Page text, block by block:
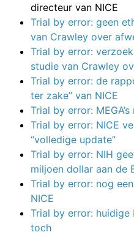
directeur van NICE
Trial by error: geen
van Crawley over
Trial by error:
studie van Crawley
Trial by error: de
ter zake” van NICE
Trial by error:
Trial by error: NICE
“volledige update”
Trial by error: NIH
miljoen dollar aan de
Trial by error: nog
NICE
Trial by error:
toch